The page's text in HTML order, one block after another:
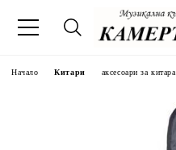
Начало Китари аксесоари за китара